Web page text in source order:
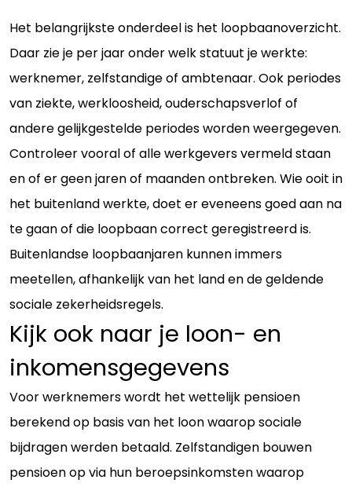
Het belangrijkste onderdeel is het loopbaanoverzicht.
Daar zie je per jaar onder welk statuut je werkte:
werknemer, zelfstandige of ambtenaar. Ook periodes
van ziekte, werkloosheid, ouderschapsverlof of
andere gelijkgestelde periodes worden weergegeven.
Controleer vooral of alle werkgevers vermeld staan
en of er geen jaren of maanden ontbreken. Wie ooit in
het buitenland werkte, doet er eveneens goed aan na
te gaan of die loopbaan correct geregistreerd is.
Buitenlandse loopbaanjaren kunnen immers
meetellen, afhankelijk van het land en de geldende
sociale zekerheidsregels.
Kijk ook naar je loon- en
inkomensgegevens
Voor werknemers wordt het wettelijk pensioen
berekend op basis van het loon waarop sociale
bijdragen werden betaald. Zelfstandigen bouwen
pensioen op via hun beroepsinkomsten waarop